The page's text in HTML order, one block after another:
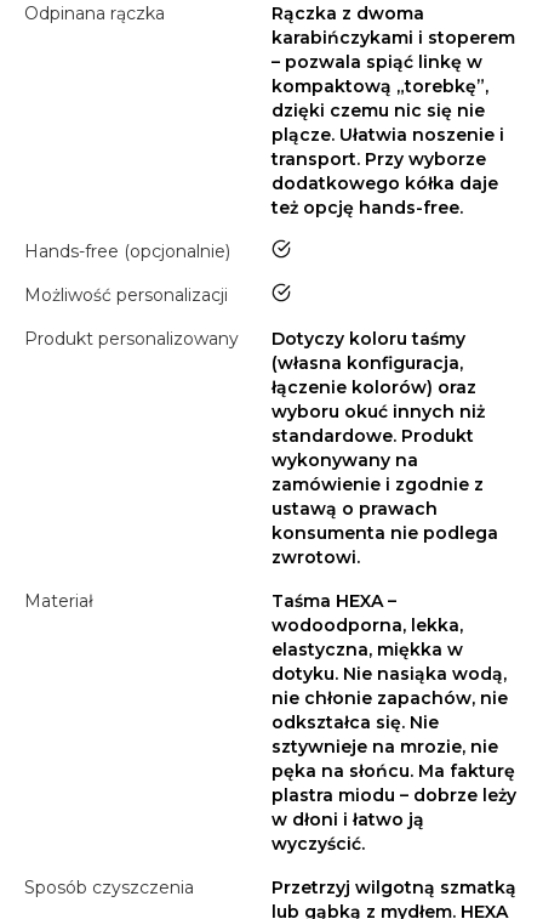
Odpinana rączka
Rączka z dwoma
karabińczykami i stoperem
– pozwala spiąć linkę w
kompaktową „torebkę”,
dzięki czemu nic się nie
plącze. Ułatwia noszenie i
transport. Przy wyborze
dodatkowego kółka daje
też opcję hands-free.
Hands-free (opcjonalnie)
tak
Możliwość personalizacji tak
Produkt personalizowany
Dotyczy koloru taśmy
(własna konfiguracja,
łączenie kolorów) oraz
wyboru okuć innych niż
standardowe. Produkt
wykonywany na
zamówienie i zgodnie z
ustawą o prawach
konsumenta nie podlega
zwrotowi.
Materiał
Taśma HEXA –
wodoodporna, lekka,
elastyczna, miękka w
dotyku. Nie nasiąka wodą,
nie chłonie zapachów, nie
odkształca się. Nie
sztywnieje na mrozie, nie
pęka na słońcu. Ma fakturę
plastra miodu – dobrze leży
w dłoni i łatwo ją
wyczyścić.
Sposób czyszczenia
Przetrzyj wilgotną szmatką
lub gąbką z mydłem. HEXA